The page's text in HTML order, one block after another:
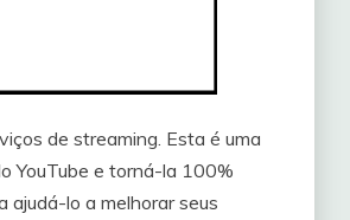
de streaming. Esta é uma
YouTube e torná-la 100%
ajudá-lo a melhorar seus